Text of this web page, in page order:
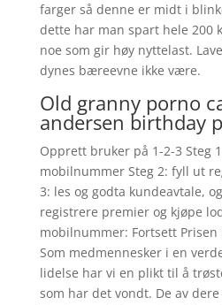
farger så denne er midt i
dette har man spart hele 200
noe som gir høy nyttelast.
dynes bæreevne ikke være.
Old granny porno
andersen birthday
Opprett bruker på 1-2-3 Steg
mobilnummer Steg 2: fyll ut
3: les og godta kundeavtale,
registrere premier og kjøpe
mobilnummer: Fortsett
Som medmennesker i en
lidelse har vi en plikt til å
som har det vondt. De av